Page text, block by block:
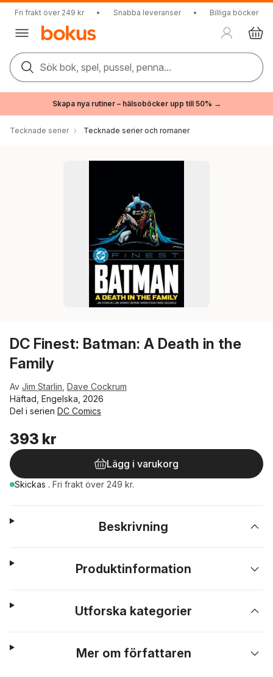
Fri frakt över 249 kr • Snabba leveranser • Billiga böcker
Sök bok, spel, pussel, penna...
Skapa nya rutiner – hälsoböcker upp till 50% →
Tecknade serier Tecknade serier och romaner
DC Finest: Batman: A Death in the
Family
Av Jim Starlin Dave Cockrum
Häftad, Engelska, 2026
Del i serien DC Comics
393 kr
Lägg i varukorg
Skickas . Fri frakt över 249 kr.
Beskrivning
Produktinformation
Utforska kategorier
Mer om författaren